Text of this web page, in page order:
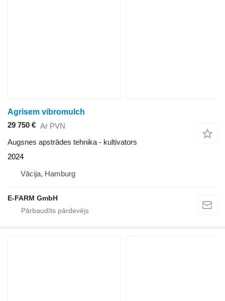
Agrisem vibromulch
29 750 € Ar PVN
Augsnes apstrādes tehnika - kultivators
2024
Vācija, Hamburg
E-FARM GmbH